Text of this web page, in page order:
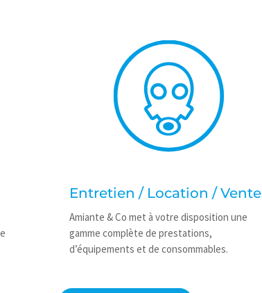
Entretien / Location / Vente
Amiante & Co met à votre disposition une
gamme complète de prestations,
d’équipements et de consommables.